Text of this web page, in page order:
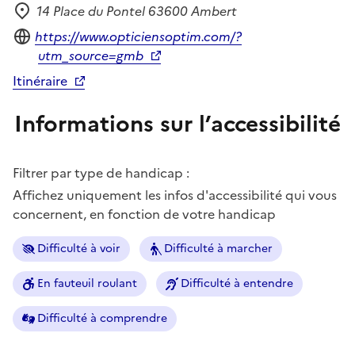
Adresse
14 Place du Pontel 63600 Ambert
Site internet
https://www.opticiensoptim.com/?
utm_source=gmb
Itinéraire
Informations sur l’accessibilité
Filtrer par type de handicap :
Affichez uniquement les infos d'accessibilité qui vous
concernent, en fonction de votre handicap
Difficulté à voir Difficulté à marcher
En fauteuil roulant Difficulté à entendre
Difficulté à comprendre